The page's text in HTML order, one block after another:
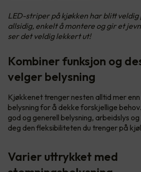
LED-striper på kjøkken har blitt
allsidig, enkelt å montere og gir et
ser det veldig lekkert ut!
Kombiner funksjon og
velger belysning
Kjøkkenet trenger nesten alltid mer
belysning for å dekke forskjellige
god og generell belysning, arbeidslys
deg den fleksibiliteten du trenger på
Varier uttrykket med